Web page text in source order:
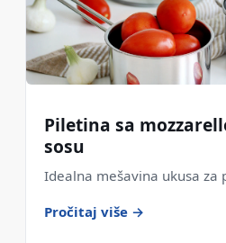
Piletina sa
sosu
Idealna mešavina ukusa za
Pročitaj više →